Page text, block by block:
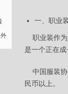
一、职业
职业装作为
是一个正在成
中国服装协
民币以上。